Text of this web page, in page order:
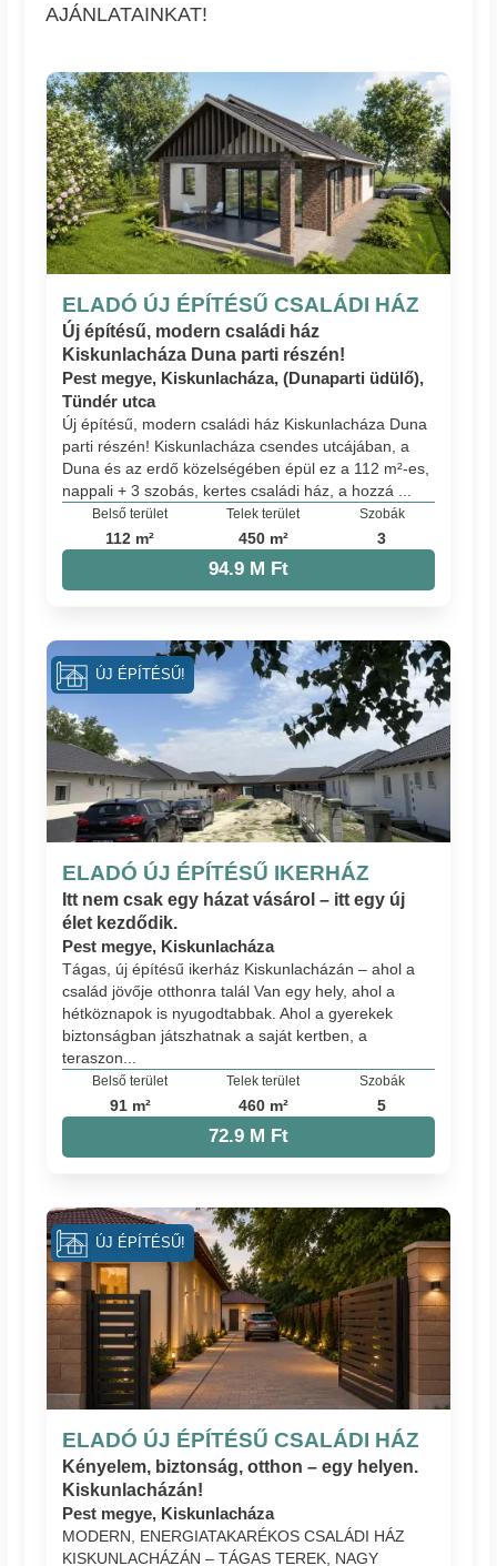
AJÁNLATAINKAT!
ELADÓ ÚJ ÉPÍTÉSŰ CSALÁDI HÁZ
Új építésű, modern családi ház
Kiskunlacháza Duna parti részén!
Pest megye, Kiskunlacháza, (Dunaparti üdülő),
Tündér utca
Új építésű, modern családi ház Kiskunlacháza Duna
parti részén! Kiskunlacháza csendes utcájában, a
Duna és az erdő közelségében épül ez a 112 m²-es,
nappali + 3 szobás, kertes családi ház, a hozzá ...
Belső terület
112 m²
Telek terület
450 m²
Szobák
3
94.9 M Ft
ELADÓ ÚJ ÉPÍTÉSŰ IKERHÁZ
Itt nem csak egy házat vásárol – itt egy új
élet kezdődik.
Pest megye, Kiskunlacháza
Tágas, új építésű ikerház Kiskunlacházán – ahol a
család jövője otthonra talál Van egy hely, ahol a
hétköznapok is nyugodtabbak. Ahol a gyerekek
biztonságban játszhatnak a saját kertben, a
teraszon...
Belső terület
91 m²
Telek terület
460 m²
Szobák
5
72.9 M Ft
ÚJ ÉPÍTÉSŰ!
ELADÓ ÚJ ÉPÍTÉSŰ CSALÁDI HÁZ
Kényelem, biztonság, otthon – egy helyen.
Kiskunlacházán!
Pest megye, Kiskunlacháza
MODERN, ENERGIATAKARÉKOS CSALÁDI HÁZ
KISKUNLACHÁZÁN – TÁGAS TEREK, NAGY
ÚJ ÉPÍTÉSŰ!